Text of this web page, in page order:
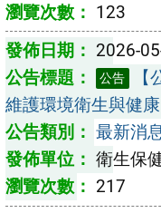
123
2026-
公告
維護環境衛生與健康
最新消
衛生保
217